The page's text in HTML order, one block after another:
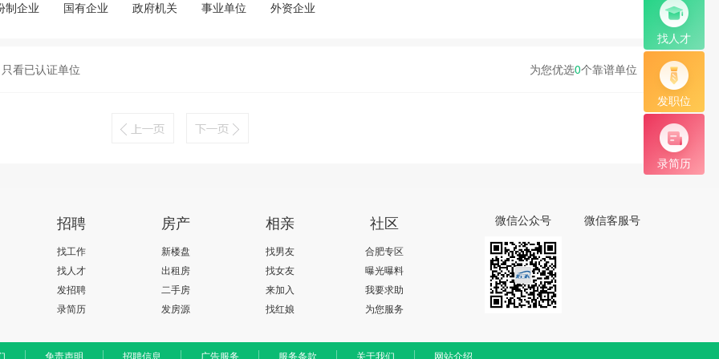
找人才
发职位
录简历
制企业 国有企业 政府机关 事业单位 外资企业
为您优选0个靠谱单位
只看已认证单位
招聘
找工作
找人才
发招聘
录简历
房产
新楼盘
出租房
二手房
发房源
相亲
找男友
找女友
来加入
找红娘
社区
合肥专区
曝光曝料
我要求助
为您服务
微信公众号 微信客服号
免责声明 招聘信息 广告服务 服务条款 关于我们 网站介绍